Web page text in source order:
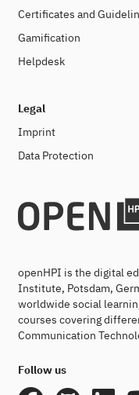
Certificates and
Gamification
Helpdesk
Legal
Imprint
Data Protection
openHPI is the digital
Institute, Potsdam,
worldwide social
courses covering
Communication
Follow us